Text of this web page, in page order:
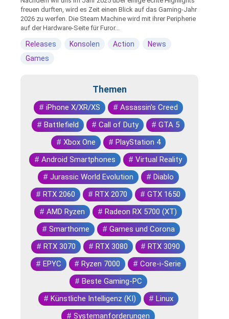
freuen durften, wird es Zeit einen Blick auf das Gaming-Jahr
2026 zu werfen. Die Steam Machine wird mit ihrer Peripherie
auf der Hardware-Seite für Furor...
Releases Konsolen Action
News
Games
Themen
# iPhone X/XR/XS # Assassin's Creed
# Battlefield # Call of Duty # GTA 5
# Xbox One # PlayStation 4
# Android Smartphones # Virtual Reality
# Jurassic World Evolution # Diablo
# RTX 2060 # RTX 2070 # GTX 1650
# AMD Ryzen # Radeon RX 5700 (XT)
# Smarthome # Games und Corona
# RTX 3070 # RTX 3080 # RTX 3090
# EPYC # Ryzen 7000 # Core-i-Serie
# Beste Gaming-PC
# Künstliche Intelligenz (KI) # Linux
# Systemanforderungen